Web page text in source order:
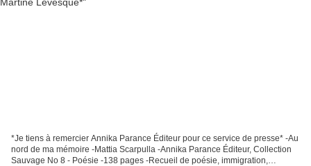
*Je tiens à remercier Annika Parance Éditeur pour ce service de presse* -Au
nord de ma mémoire -Mattia Scarpulla -Annika Parance Éditeur, Collection
Sauvage No 8 - Poésie -138 pages -Recueil de poésie, immigration,